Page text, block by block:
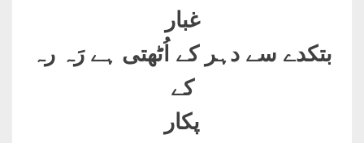
غبار
بتکدے سے دہر کے اُٹھتی ہے رَہ رہ
کے
پکار